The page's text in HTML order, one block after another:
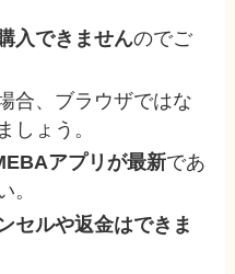
入できませんのでご
合、ブラウザではな
しょう。
アプリが最新であ
。
セルや返金はできま